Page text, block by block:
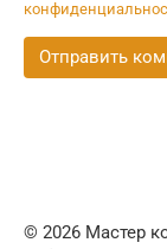
© 2026 Мастер